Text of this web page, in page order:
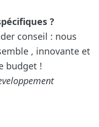
?
conseil : nous
, innovante et
budget !